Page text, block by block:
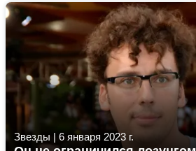
Звезды | 6 января 2023 г.